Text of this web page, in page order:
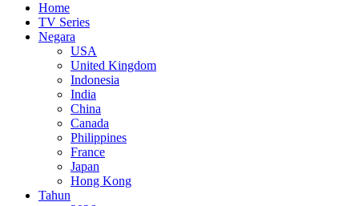
Home
TV Series
Negara
USA
United Kingdom
Indonesia
India
China
Canada
Philippines
France
Japan
Hong Kong
Tahun